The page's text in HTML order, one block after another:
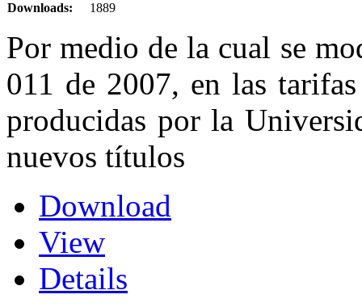
Downloads:
1889
Por medio de la cual se
011 de 2007, en las
producidas porla
nuevos títulos
Download
View
Details